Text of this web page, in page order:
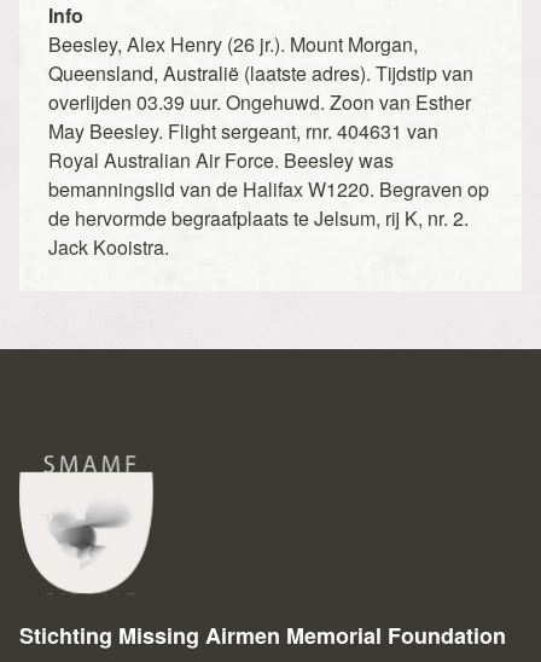
Info
Beesley, Alex Henry (26 jr.). Mount Morgan,
Queensland, Australië (laatste adres). Tijdstip van
overlijden 03.39 uur. Ongehuwd. Zoon van Esther
May Beesley. Flight sergeant, rnr. 404631 van
Royal Australian Air Force. Beesley was
bemanningslid van de Halifax W1220. Begraven op
de hervormde begraafplaats te Jelsum, rij K, nr. 2.
Jack Kooistra.
Stichting Missing Airmen Memorial Foundation